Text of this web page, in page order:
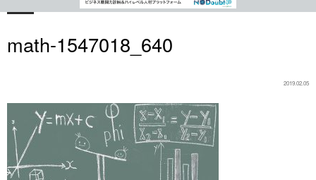
math-1547018_640
2019.02.05